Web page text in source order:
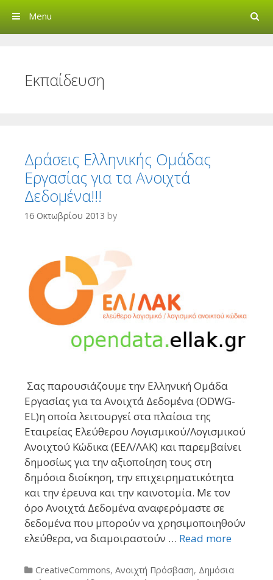
Creative Commons Search
Menu
Εκπαίδευση
Δράσεις Ελληνικής Ομάδας
Εργασίας για τα Ανοιχτά
Δεδομένα!!!
16 Οκτωβρίου 2013 by
Σας παρουσιάζουμε την Ελληνική Ομάδα
Εργασίας για τα Ανοιχτά Δεδομένα (ODWG-
EL)η οποία λειτουργεί στα πλαίσια της
Εταιρείας Ελεύθερου Λογισμικού/Λογισμικού
Ανοιχτού Κώδικα (ΕΕΛ/ΛΑΚ) και παρεμβαίνει
δημοσίως για την αξιοποίηση τους στη
δημόσια διοίκηση, την επιχειρηματικότητα
και την έρευνα και την καινοτομία. Με τον
όρο Ανοιχτά Δεδομένα αναφερόμαστε σε
δεδομένα που μπορούν να χρησιμοποιηθούν
ελεύθερα, να διαμοιραστούν … Read more
Categories
CreativeCommons, Ανοιχτή Πρόσβαση, Δημόσια